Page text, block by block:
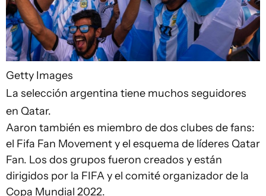
Getty Images
La selección argentina tiene muchos seguidores
en Qatar.
Aaron también es miembro de dos clubes de fans:
el Fifa Fan Movement y el esquema de líderes Qatar
Fan. Los dos grupos fueron creados y están
dirigidos por la FIFA y el comité organizador de la
Copa Mundial 2022.